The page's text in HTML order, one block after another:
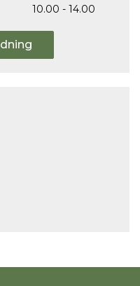
10.00 - 14.00